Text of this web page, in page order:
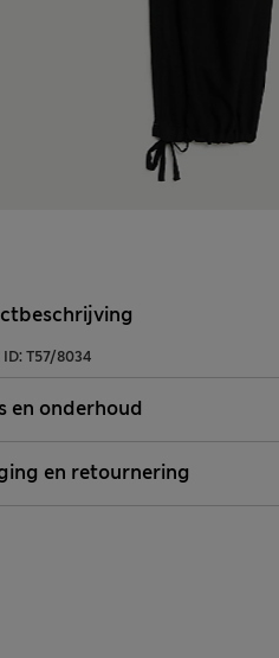
T57/8034
en onderhoud
en retournering